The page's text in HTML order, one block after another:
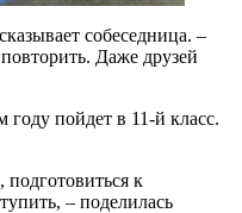
собеседница. –
Даже друзей
году пойдет в 11-й класс.
к
– поделилась